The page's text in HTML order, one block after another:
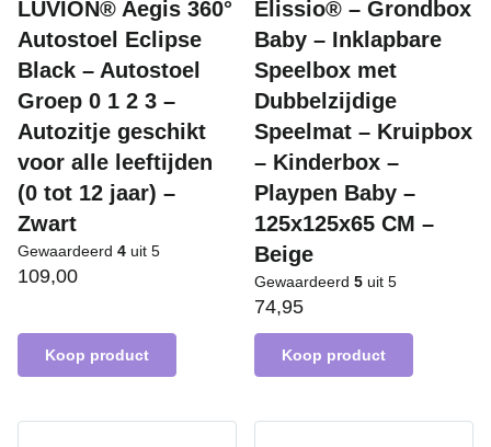
LUVION® Aegis 360°
Autostoel Eclipse
Black – Autostoel
Groep 0 1 2 3 –
Autozitje geschikt
voor alle leeftijden
(0 tot 12 jaar) –
Zwart
Gewaardeerd 4 uit 5
109,00
Koop product
Elissio® – Grondbox
Baby – Inklapbare
Speelbox met
Dubbelzijdige
Speelmat – Kruipbox
– Kinderbox –
Playpen Baby –
125x125x65 CM –
Beige
Gewaardeerd 5 uit 5
74,95
Koop product